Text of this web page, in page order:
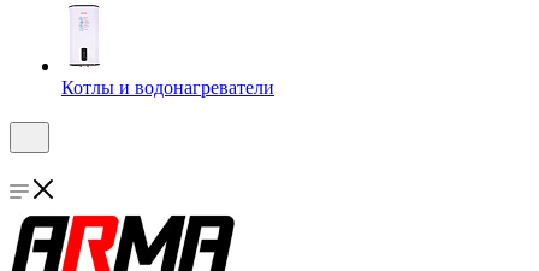
Котлы и водонагреватели